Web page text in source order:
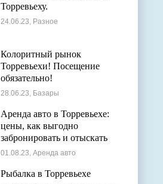
Торревьеху.
24.06.23, Разное
Колоритный рынок
Торревьехи! Посещение
обязательно!
28.06.23, Базары
Аренда авто в Торревьехе:
цены, как выгодно
забронировать и отыскать
лучшие варианты
01.08.23, Аренда авто
Рыбалка в Торревьехе